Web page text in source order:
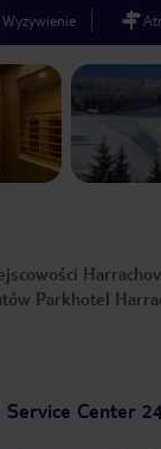
Wyżywienie
Zakwaterowano nas na 5
chociaż monotonne. Niemcy
zakwaterowani na dole i
lepszych pokojach? Okolica
dużo tras pieszych w
Parkhotel
Service Center